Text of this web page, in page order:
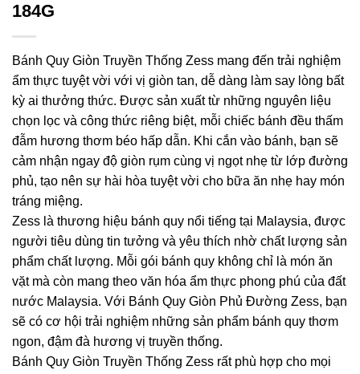
184G
Bánh Quy Giòn Truyền Thống Zess mang đến trải nghiệm
ẩm thực tuyệt vời với vị giòn tan, dễ dàng làm say lòng bất
kỳ ai thưởng thức. Được sản xuất từ những nguyên liệu
chọn lọc và công thức riêng biệt, mỗi chiếc bánh đều thấm
đẫm hương thơm béo hấp dẫn. Khi cắn vào bánh, bạn sẽ
cảm nhận ngay độ giòn rụm cùng vị ngọt nhẹ từ lớp đường
phủ, tạo nên sự hài hòa tuyệt vời cho bữa ăn nhẹ hay món
tráng miệng.
Zess là thương hiệu bánh quy nổi tiếng tại Malaysia, được
người tiêu dùng tin tưởng và yêu thích nhờ chất lượng sản
phẩm chất lượng. Mỗi gói bánh quy không chỉ là món ăn
vặt mà còn mang theo văn hóa ẩm thực phong phú của đất
nước Malaysia. Với Bánh Quy Giòn Phủ Đường Zess, bạn
sẽ có cơ hội trải nghiệm những sản phẩm bánh quy thơm
ngon, đậm đà hương vị truyền thống.
Bánh Quy Giòn Truyền Thống Zess rất phù hợp cho mọi